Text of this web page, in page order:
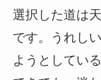
選択した道は
です。うれし
ようとしてい